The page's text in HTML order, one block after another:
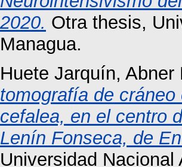
2020. Otra thesis,
Managua.
Huete Jarquín, Abner
tomografía de
cefalea, en el centro
Lenín Fonseca, de
Universidad